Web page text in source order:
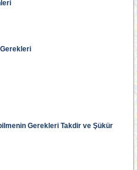
Gerekleri Takdir ve Şükür